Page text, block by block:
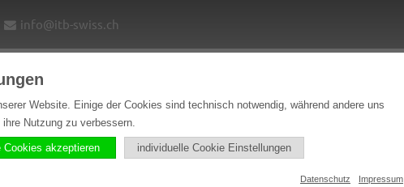
info@itb-swiss.ch
Website. Einige der Cookies sind technisch notwendig, während andere uns
Nutzung zu verbessern.
Cookies akzeptieren individuelle Cookie Einstellungen
Datenschutz Impressum